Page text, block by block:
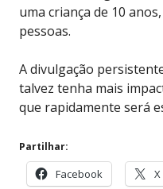
uma criança de 10
pessoas.
A divulgação
talvez tenha mais
que rapidamente será
Partilhar:
Facebook X